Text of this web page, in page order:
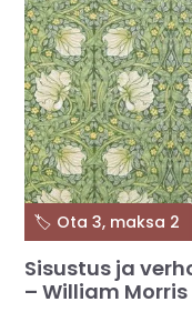
Sisustus ja
– William
🏷️ Ota 3, maksa 2